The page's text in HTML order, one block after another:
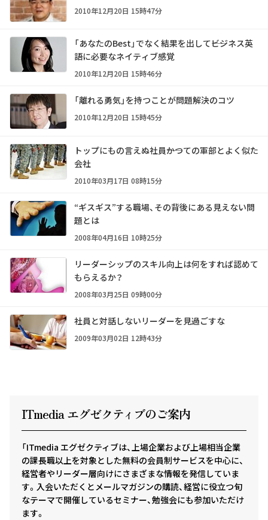
2010年12月20日 15時47分
「あなたのBest」でなく結果を出して――ビジネス英
語に必要なネイティブ感覚
2010年12月20日 15時46分
「離れる勇気」を持つことが問題解決のコツ
2010年12月20日 15時45分
トップにもの言えぬ社員――かつての軍部とよく似た
会社
2010年03月17日 08時15分
“ギスギス”する職場、その背後にある見えない問
題とは
2008年04月16日 10時25分
リーダーシップのスキル向上は何をすれば認めて
もらえるか？
2008年03月25日 09時00分
社員と対話しないリーダーを見過ごすな
2009年03月02日 12時43分
ITmedia エグゼクティ ブのご案内
「ITmedia エグゼクティブは、上場企業および上場相当企業
の課長職以上を対象とした無料の会員制サービスを中心に、
経営者やリーダー層向けにさまざまな情報を発信していま
す。入会いただくとメールマガジンの購読、経営に役立つ旬
なテーマで開催しているセミナー、勉強会にも参加いただけ
ます。